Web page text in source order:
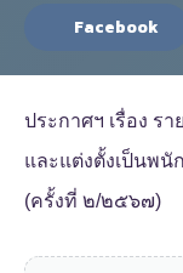
Facebook
ประกาศฯ เรื่อง ร
และแต่งตั้งเป็นพนั
(ครั้งที่ ๒/๒๕๖๗)